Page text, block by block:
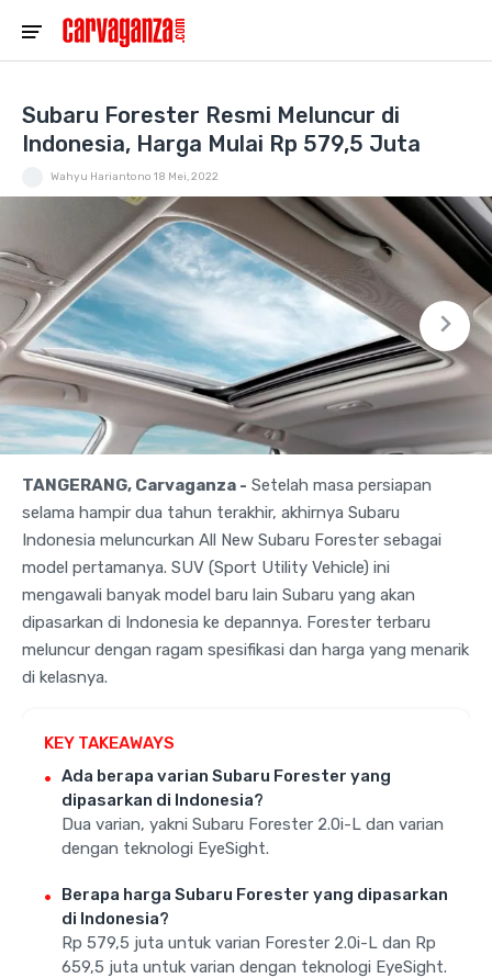
Subaru Forester Resmi Meluncur di
Indonesia, Harga Mulai Rp 579,5 Juta
Wahyu Hariantono 18 Mei, 2022
TANGERANG, Carvaganza - Setelah masa persiapan
selama hampir dua tahun terakhir, akhirnya Subaru
Indonesia meluncurkan All New Subaru Forester sebagai
model pertamanya. SUV (Sport Utility Vehicle) ini
mengawali banyak model baru lain Subaru yang akan
dipasarkan di Indonesia ke depannya. Forester terbaru
meluncur dengan ragam spesifikasi dan harga yang menarik
di kelasnya.
KEY TAKEAWAYS
Ada berapa varian Subaru Forester yang
dipasarkan di Indonesia?
Dua varian, yakni Subaru Forester 2.0i-L dan varian
dengan teknologi EyeSight.
Berapa harga Subaru Forester yang dipasarkan
di Indonesia?
Rp 579,5 juta untuk varian Forester 2.0i-L dan Rp
659,5 juta untuk varian dengan teknologi EyeSight.